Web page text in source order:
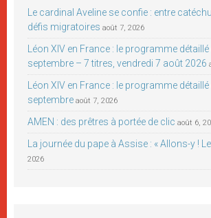
Le cardinal Aveline se confie : entre
défis migratoires août 7, 2026
Léon XIV en France : le programme
septembre – 7 titres, vendredi 7 août 2026
Léon XIV en France : le programme
septembre août 7, 2026
AMEN : des prêtres à portée de clic août 6,
La journée du pape à Assise : « Allons-y !
2026